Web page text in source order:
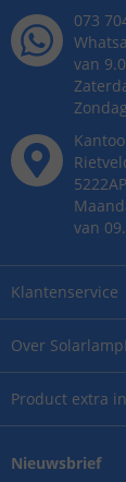
Over
Product extra
Klantenservice
073
van
5222AP
van
Nieuwsbrief